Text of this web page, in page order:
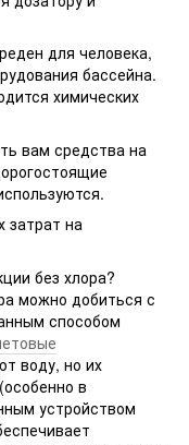
для человека,
бассейна.
химических
вам средства на
затрат на
без хлора?
можно добиться с
способом
воду, но их
в
устройством